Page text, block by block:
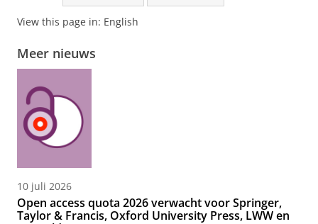
View this page in: English
Meer nieuws
10 juli 2026
Open access quota 2026 verwacht voor Springer,
Taylor & Francis, Oxford University Press, LWW en